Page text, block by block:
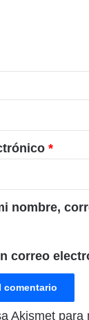
*
nombre,
correo
Akismet para